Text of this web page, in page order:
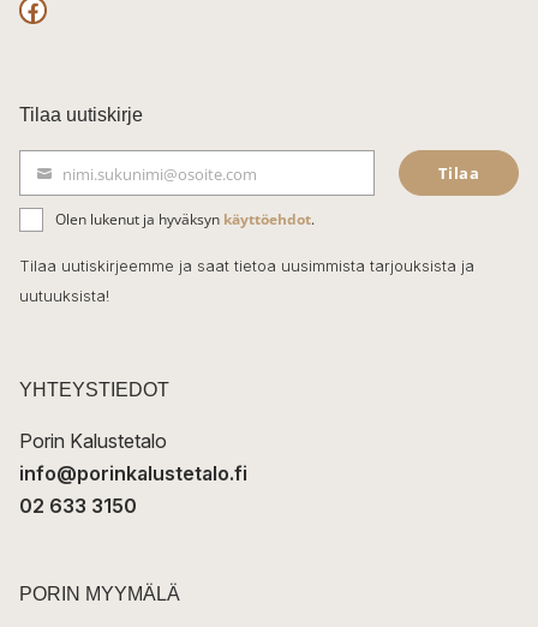
F
c
e
b
o
o
k
Tilaa uutiskirje
ä
h
k
t
nimi.sukunimi@osoite.com Tilaa
Olen lukenut ja hyväksyn käyttöehdot.
Tilaa uutiskirjeemme ja saat tietoa uusimmista tarjouksista ja
uutuuksista!
YHTEYSTIEDOT
Porin Kalustetalo
info@porinkalustetalo.fi
02 633 3150
PORIN MYYMÄLÄ